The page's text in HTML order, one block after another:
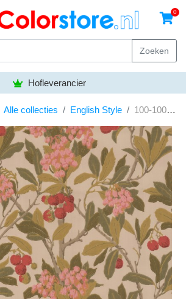
0
Zoeken
Hofleverancier
Alle collecties English Style 100-10047 Archive Anthology Strawberry tree